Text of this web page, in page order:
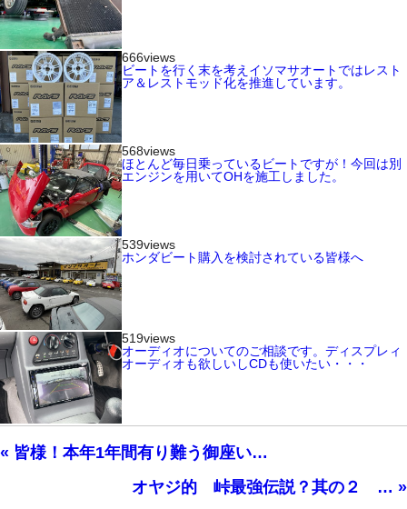
666views
ビートを行く末を考えイソマサオートではレスト
ア＆レストモッド化を推進しています。
568views
ほとんど毎日乗っているビートですが！今回は別
エンジンを用いてOHを施工しました。
539views
ホンダビート購入を検討されている皆様へ
519views
オーディオについてのご相談です。ディスプレィ
オーディオも欲しいしCDも使いたい・・・
« 皆様！本年1年間有り難う御座い…
オヤジ的 峠最強伝説？其の２ … »